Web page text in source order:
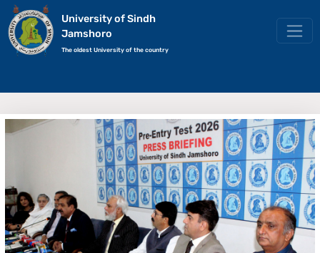
University of Sindh
Jamshoro
The oldest University of the country